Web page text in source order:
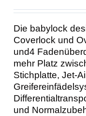
Die babylock
Coverlock und
und4
mehr Platz
Stichplatte, Jet-
und